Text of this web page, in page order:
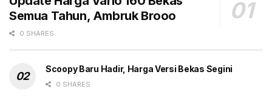
penting pasar EV Eropa, yakni Prancis, Jerman,
Belanda, Norwegia, dan Inggris Raya. (gbr)
Riset Component
SPKLU Stasiun Pengecasan
Semua Tahun, Ambruk Brooo
0 SHARES
Scoopy Baru Hadir, Harga Versi Bekas Segini
0 SHARES